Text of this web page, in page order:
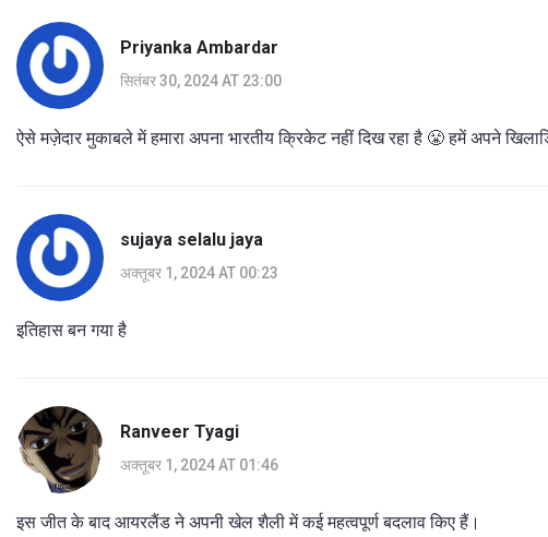
Priyanka Ambardar
सितंबर 30, 2024 AT 23:00
ऐसे मज़ेदार मुकाबले में हमारा अपना भारतीय क्रिकेट नहीं दिख रहा है 😤 हमें अपने
sujaya selalu jaya
अक्तूबर 1, 2024 AT 00:23
इतिहास बन गया है
Ranveer Tyagi
अक्तूबर 1, 2024 AT 01:46
इस जीत के बाद आयरलैंड ने अपनी खेल शैली में कई महत्वपूर्ण बदलाव किए हैं।